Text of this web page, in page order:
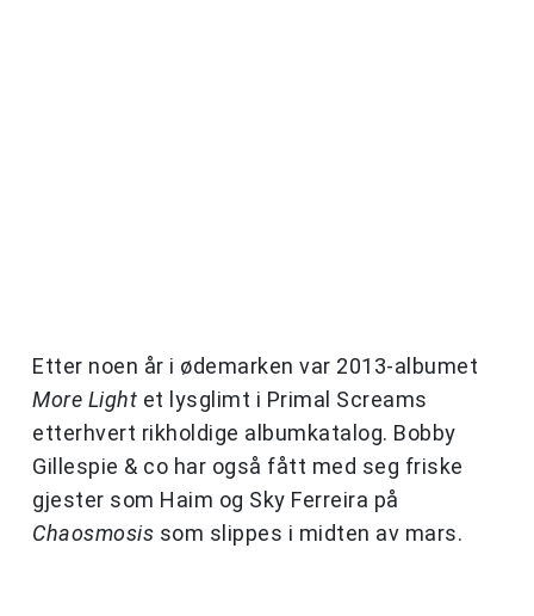
Etter noen år i ødemarken var 2013-albumet
More Light et lysglimt i Primal Screams
etterhvert rikholdige albumkatalog. Bobby
Gillespie & co har også fått med seg friske
gjester som Haim og Sky Ferreira på
Chaosmosis som slippes i midten av mars.